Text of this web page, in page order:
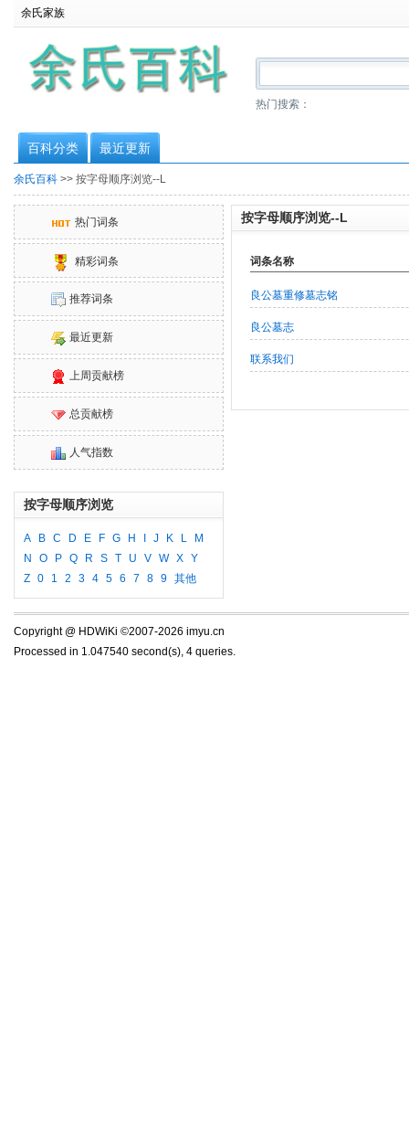
余氏家族
热门搜索：
百科分类 最近更新
余氏百科 >> 按字母顺序浏览--L
按字母顺序浏览--L
词条名称
良公墓重修墓志铭
良公墓志
联系我们
热门词条
精彩词条
推荐词条
最近更新
上周贡献榜
总贡献榜
人气指数
按字母顺序浏览
A B C D E F G H J K L
M
N
O P Q R S T U V W X Y
Z 0 1 2 3 4 5 6 7 8 9 其他
Copyright @ HDWiKi ©2007-2026 imyu.cn
Processed in 1.047540 second(s), 4 queries.